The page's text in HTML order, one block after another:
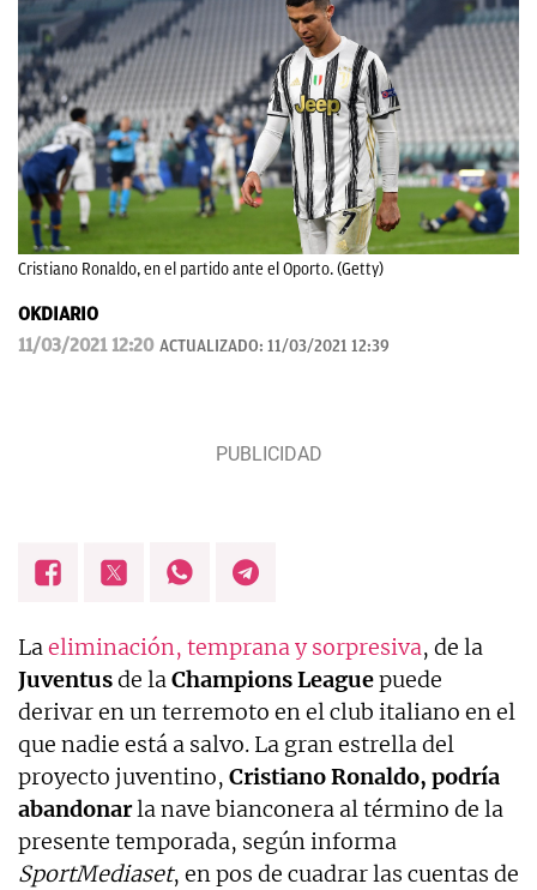
Cristiano Ronaldo, en el partido ante el Oporto. (Getty)
OKDIARIO
11/03/2021 12:20 ACTUALIZADO: 11/03/2021 12:39
Laeliminación, temprana y sorpresiva, de la
Juventusde laChampions Leaguepuede
derivar en un terremoto en el club italiano en el
que nadie está a salvo. La gran estrella del
proyecto juventino, Cristiano Ronaldo, podría
abandonarla nave bianconera al término de la
presente temporada, según informa
SportMediaset, en pos de cuadrar las cuentas de